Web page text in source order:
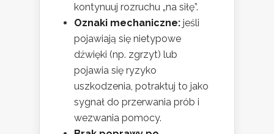
kontynuuj rozruchu „na siłę”.
Oznaki mechaniczne: jeśli
pojawiają się nietypowe
dźwięki (np. zgrzyt) lub
pojawia się ryzyko
uszkodzenia, potraktuj to jako
sygnał do przerwania prób i
wezwania pomocy.